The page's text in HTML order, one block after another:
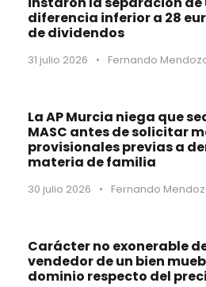
diferencia inferior a 28
de dividendos
31 julio 2026 • Fernando
La AP Murcia niega que
MASC antes de solicitar
provisionales previas a
materia de familia
30 julio 2026 • Fernando
Carácter no exonerable
vendedor de un bien
dominio respecto del